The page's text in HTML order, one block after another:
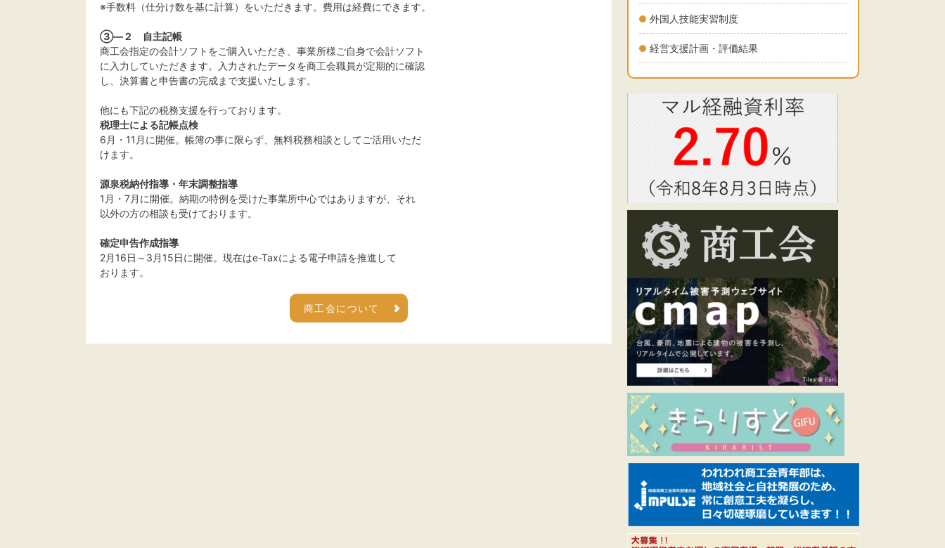
外国人技能実習制度
経営支援計画・評価結果
※手数料（仕分け数を基に計算）をいただきます。費用は経費にできます。
③―２ 自主記帳
商工会指定の会計ソフトをご購入いただき、事業所様ご自身で会計ソフト
に入力していただきます。入力されたデータを商工会職員が定期的に確認
し、決算書と申告書の完成まで支援いたします。
他にも下記の税務支援を行っております。
税理士による記帳点検
6月・11月に開催。帳簿の事に限らず、無料税務相談としてご活用いただ
けます。
源泉税納付指導・年末調整指導
1月・7月に開催。納期の特例を受けた事業所中心ではありますが、それ
以外の方の相談も受けております。
確定申告作成指導
2月16日～3月15日に開催。現在はe-Taxによる電子申請を推進して
おります。
商工会について